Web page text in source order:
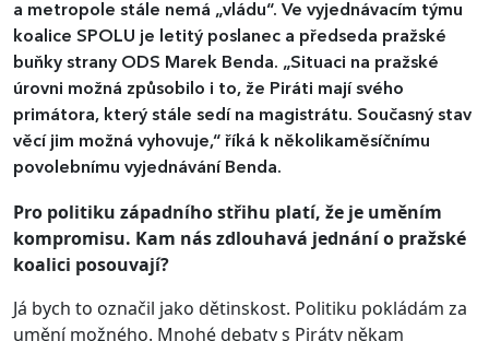
a metropole stále nemá „vládu“. Ve vyjednávacím týmu
koalice SPOLU je letitý poslanec a předseda pražské
buňky strany ODS Marek Benda. „Situaci na pražské
úrovni možná způsobilo i to, že Piráti mají svého
primátora, který stále sedí na magistrátu. Současný stav
věcí jim možná vyhovuje,“ říká k několikaměsíčnímu
povolebnímu vyjednávání Benda.
Pro politiku západního střihu platí, že je uměním
kompromisu. Kam nás zdlouhavá jednání o pražské
koalici posouvají?
Já bych to označil jako dětinskost. Politiku pokládám za
umění možného. Mnohé debaty s Piráty někam